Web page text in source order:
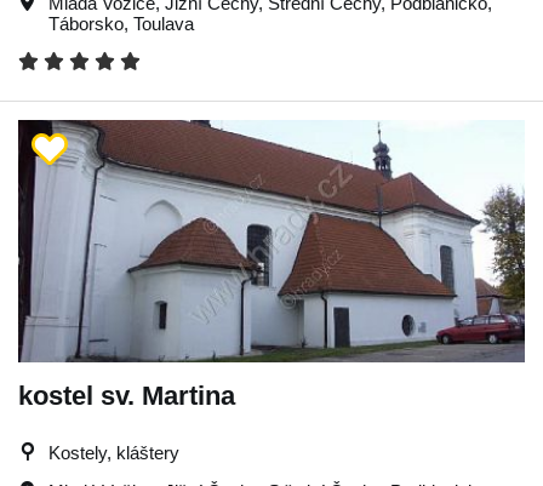
Táborsko, Toulava
kostel sv. Martina
Kostely, kláštery